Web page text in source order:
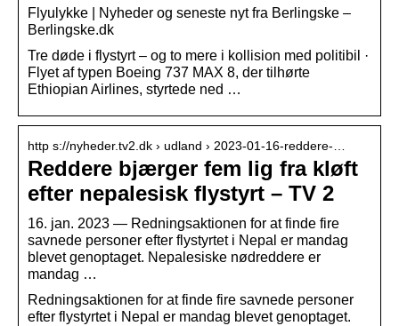
Flyulykke | Nyheder og seneste nyt fra Berlingske –
Berlingske.dk
Tre døde i flystyrt – og to mere i kollision med politibil ·
Flyet af typen Boeing 737 MAX 8, der tilhørte
Ethiopian Airlines, styrtede ned …
http s://nyheder.tv2.dk › udland › 2023-01-16-reddere-…
Reddere bjærger fem lig fra kløft
efter nepalesisk flystyrt – TV 2
16. jan. 2023 — Redningsaktionen for at finde fire
savnede personer efter flystyrtet i Nepal er mandag
blevet genoptaget. Nepalesiske nødreddere er
mandag …
Redningsaktionen for at finde fire savnede personer
efter flystyrtet i Nepal er mandag blevet genoptaget.